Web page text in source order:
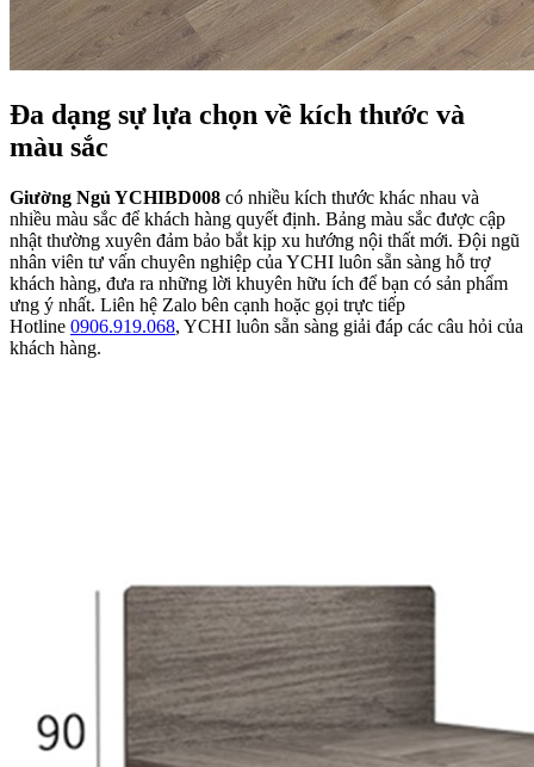
Đa dạng sự lựa chọn về kích thước và
màu sắc
Giường Ngủ YCHIBD008 có nhiều kích thước khác nhau và
nhiều màu sắc để khách hàng quyết định. Bảng màu sắc được cập
nhật thường xuyên đảm bảo bắt kịp xu hướng nội thất mới. Đội ngũ
nhân viên tư vấn chuyên nghiệp của YCHI luôn sẵn sàng hỗ trợ
khách hàng, đưa ra những lời khuyên hữu ích để bạn có sản phẩm
ưng ý nhất. Liên hệ Zalo bên cạnh hoặc gọi trực tiếp
Hotline 0906.919.068, YCHI luôn sẵn sàng giải đáp các câu hỏi của
khách hàng.